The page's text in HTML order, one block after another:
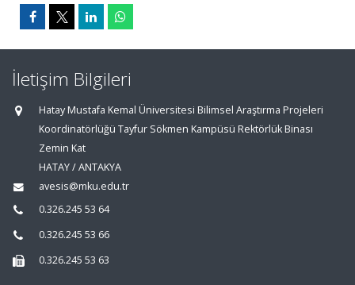
İletişim Bilgileri
Hatay Mustafa Kemal Üniversitesi Bilimsel Araştırma Projeleri
Koordinatörlüğü Tayfur Sökmen Kampüsü Rektörlük Binası
Zemin Kat
HATAY / ANTAKYA
avesis@mku.edu.tr
0.326.245 53 64
0.326.245 53 66
0.326.245 53 63